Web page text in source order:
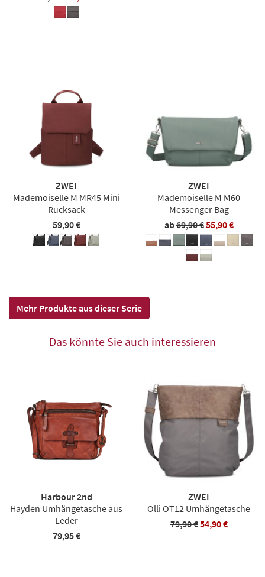
ZWEI
Mademoiselle M MR45 Mini
Rucksack
59,90 €
ZWEI
Mademoiselle M M60
Messenger Bag
ab69,90 €55,90 €
Mehr Produkte aus dieser Serie
Das könnte Sie auch interessieren
Harbour 2nd
Hayden Umhängetasche aus
Leder
79,95 €
ZWEI
Olli OT12 Umhängetasche
79,90 €54,90 €